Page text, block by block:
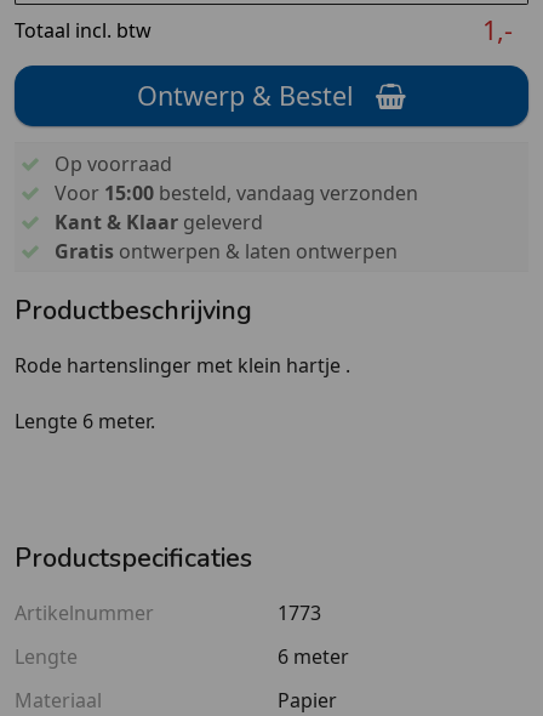
Totaal incl. btw
1,-
Ontwerp & Bestel
Op voorraad
Voor 15:00besteld, vandaag verzonden
Kant & Klaargeleverd
Gratisontwerpen & laten ontwerpen
Productbeschrijving
Rode hartenslinger met klein hartje .
Lengte 6 meter.
Productspecificaties
Artikelnummer
1773
Lengte
6 meter
Materiaal
Papier